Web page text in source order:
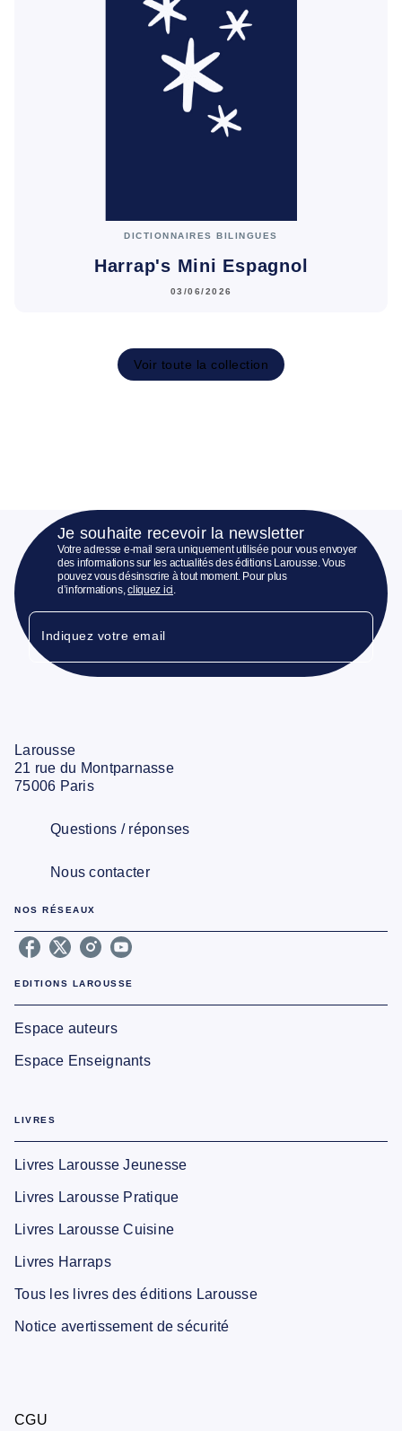
DICTIONNAIRES BILINGUES
Harrap's Mini Espagnol
03/06/2026
Voir toute la collection
Je souhaite recevoir la newsletter
Votre adresse e-mail sera uniquement utilisée pour vous envoyer
des informations sur les actualités des éditions Larousse. Vous
pouvez vous désinscrire à tout moment. Pour plus
d’informations,cliquez ici.
Indiquez votre email
Larousse
21 rue du Montparnasse
75006 Paris
Questions / réponses
Nous contacter
NOS RÉSEAUX
EDITIONS LAROUSSE
Espace auteurs
Espace Enseignants
LIVRES
Livres Larousse Jeunesse
Livres Larousse Pratique
Livres Larousse Cuisine
Livres Harraps
Tous les livres des éditions Larousse
Notice avertissement de sécurité
CGU